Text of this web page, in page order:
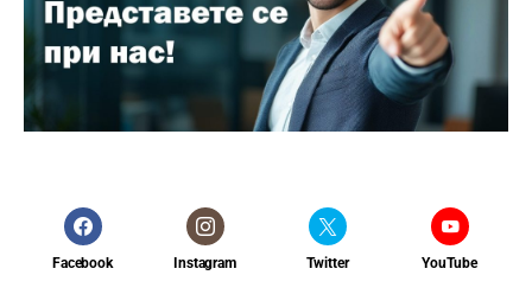
Facebook Instagram Twitter YouTube